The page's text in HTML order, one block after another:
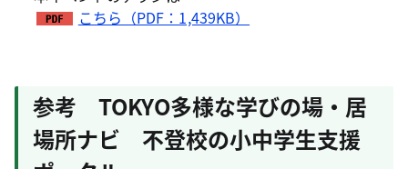
こちら（PDF：1,439KB）
参考 TOKYO多様な学びの場・居
場所ナビ 不登校の小中学生支援